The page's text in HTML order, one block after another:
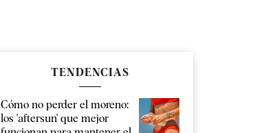
TENDENCIAS
Cómo no perder el moreno:
los 'aftersun' que mejor